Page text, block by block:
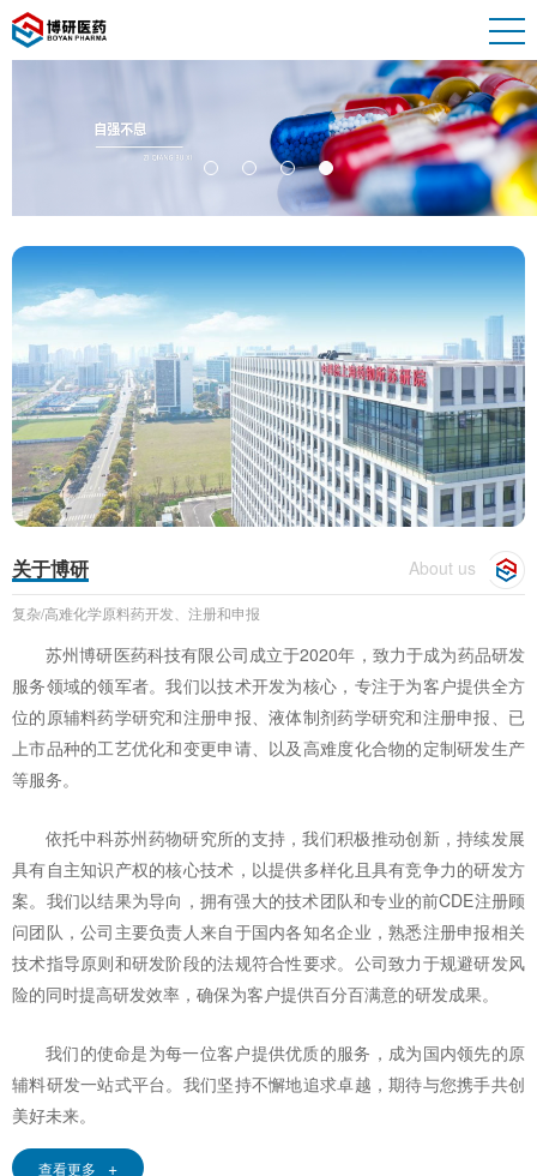
关于博研 About us
复杂/高难化学原料药开发、注册和申报
苏州博研医药科技有限公司成立于2020年，致力于成为药品研发
服务领域的领军者。我们以技术开发为核心，专注于为客户提供全方
位的原辅料药学研究和注册申报、液体制剂药学研究和注册申报、 已
上市品种的工艺优化和变更申请、以及高难度化合物的定制研发生产
等服务。
依托中科苏州药物研究所的支持，我们积极推动创新，持续发展
具有自主知识产权的核心技术，以提供多样化且具有竞争力的研发方
案。我们以结果为导向，拥有强大的技术团队和专业的前CDE注册顾
问团队，公司主要负责人来自于国内各知名企业，熟悉注册申报相关
技术指导原则和研发阶段的法规符合性要求。公司致力于规避研发风
险的同时提高研发效率，确保为客户提供百分百满意的研发成果。
我们的使命是为每一位客户提供优质的服务，成为国内领先的原
辅料研发一站式平台。我们坚持不懈地追求卓越，期待与您携手共创
美好未来。
查看更多 +